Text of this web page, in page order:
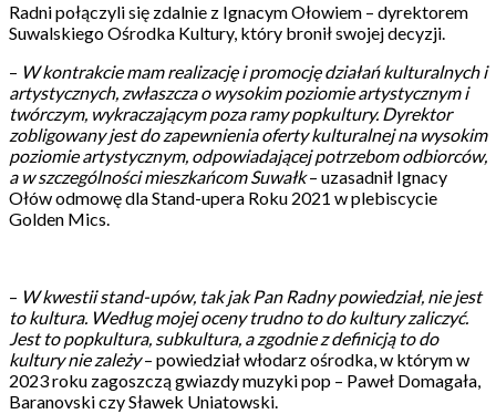
Radni połączyli się zdalnie z Ignacym Ołowiem – dyrektorem
Suwalskiego Ośrodka Kultury, który bronił swojej decyzji.
– W kontrakcie mam realizację i promocję działań kulturalnych i
artystycznych, zwłaszcza o wysokim poziomie artystycznym i
twórczym, wykraczającym poza ramy popkultury. Dyrektor
zobligowany jest do zapewnienia oferty kulturalnej na wysokim
poziomie artystycznym, odpowiadającej potrzebom odbiorców,
a w szczególności mieszkańcom Suwałk– uzasadnił Ignacy
Ołów odmowę dla Stand-upera Roku 2021 w plebiscycie
Golden Mics.
– W kwestii stand-upów, tak jak Pan Radny powiedział, nie jest
to kultura. Według mojej oceny trudno to do kultury zaliczyć.
Jest to popkultura, subkultura, a zgodnie z definicją to do
kultury nie zależy– powiedział włodarz ośrodka, w którym w
2023 roku zagoszczą gwiazdy muzyki pop – Paweł Domagała,
Baranovski czy Sławek Uniatowski.